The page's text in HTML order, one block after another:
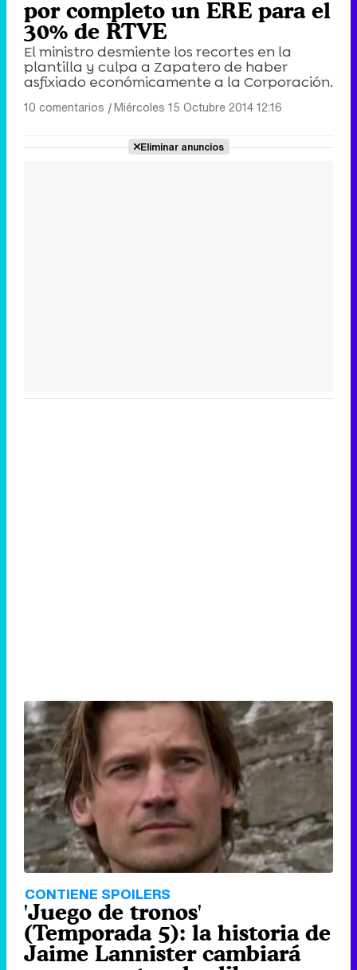
por completo un ERE para el
30% de RTVE
El ministro desmiente los recortes en la
plantilla y culpa a Zapatero de haber
asfixiado económicamente a la Corporación.
10 comentarios |Miércoles 15 Octubre 2014 12:16
Eliminar anuncios
CONTIENE SPOILERS
'Juego de tronos'
(Temporada 5): la historia de
Jaime Lannister cambiará